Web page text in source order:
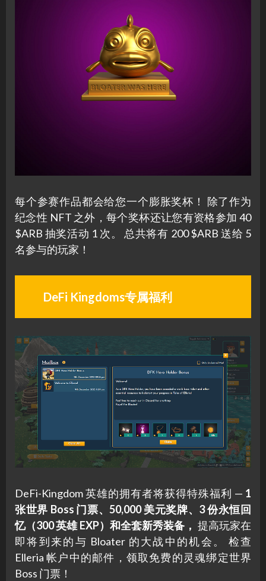
每个参赛作品都会给您一个膨胀奖杯！ 除了作为
纪念性 NFT 之外，每个奖杯还让您有资格参加 40
$ARB 抽奖活动 1 次。 总共将有 200 $ARB 送给 5
名参与的玩家！
DeFi Kingdoms专属福利
DeFi-Kingdom 英雄的拥有者将获得特殊福利 — 1
张世界 Boss 门票、50,000 美元奖牌、3 份永恒回
忆（300 英雄 EXP）和全套新秀装备， 提高玩家在
即将到来的与 Bloater 的大战中的机会。 检查
Elleria 帐户中的邮件，领取免费的灵魂绑定世界
Boss 门票！